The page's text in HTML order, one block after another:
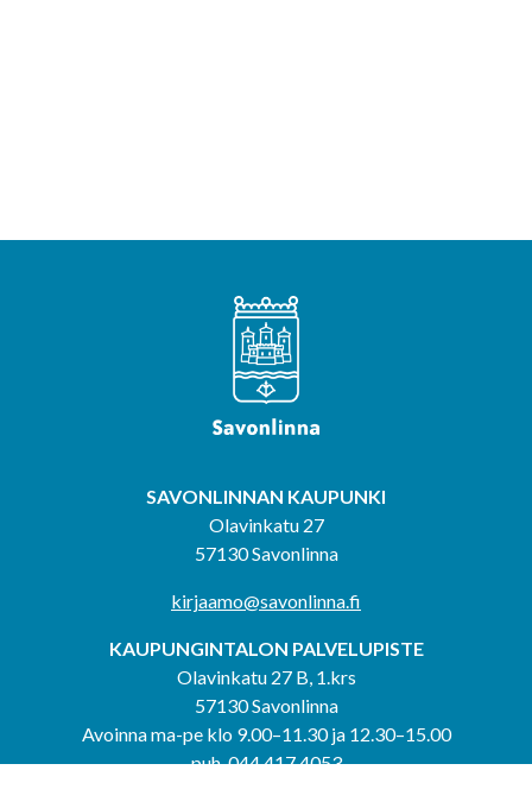
SAVONLINNAN KAUPUNKI
Olavinkatu 27
57130 Savonlinna
kirjaamo@savonlinna.fi
KAUPUNGINTALON PALVELUPISTE
Olavinkatu 27 B, 1.krs
57130 Savonlinna
Avoinna ma-pe klo 9.00–11.30 ja 12.30–15.00
puh. 044 417 4053